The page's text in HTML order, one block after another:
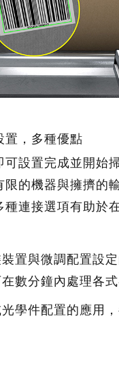
置，多種優點
可設置完成並開始
限的機器與擁擠的
種連接選項有助於
置與微調配置設
數分鐘內處理各式
學件配置的應用